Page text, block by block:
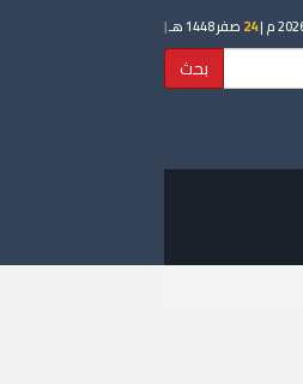
24 صفر 1448 هـ |
بحث